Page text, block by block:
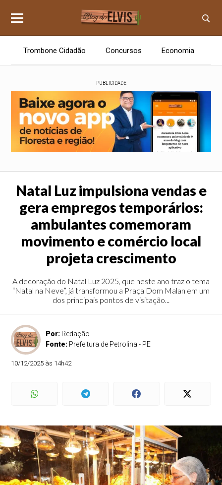
Trombone Cidadão Concursos Economia
PUBLICIDADE
Natal Luz impulsiona vendas e
gera empregos temporários:
ambulantes comemoram
movimento e comércio local
projeta crescimento
A decoração do Natal Luz 2025, que neste ano traz o tema
“Natal na Neve”, já transformou a Praça Dom Malan em um
dos principais pontos de visitação...
Por: Redação
Fonte: Prefeitura de Petrolina - PE
10/12/2025 às 14h42